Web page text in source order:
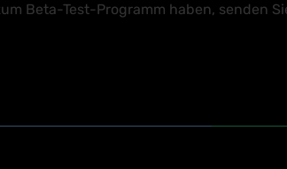
Beta-Test-Programm haben, senden